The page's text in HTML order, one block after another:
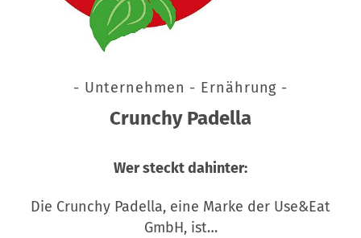
- Unternehmen - Ernährung -
Crunchy Padella
Wer steckt dahinter:
Die Crunchy Padella, eine Marke der Use&Eat
GmbH, ist…